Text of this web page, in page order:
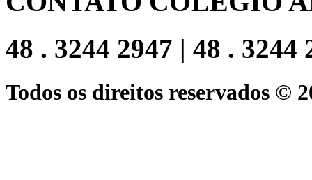
48 . 3244 2947 | 48 . 3244
Todos os direitos reservados ©